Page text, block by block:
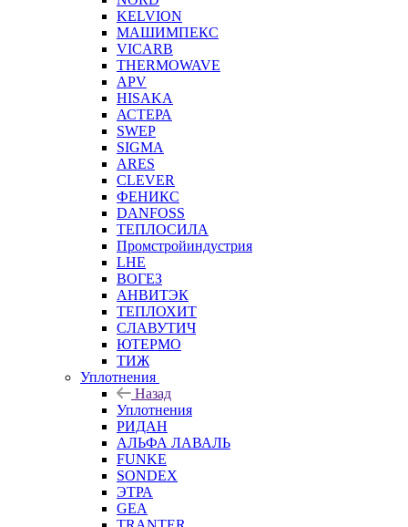
KELVION
МАШИМПЕКС
VICARB
THERMOWAVE
APV
HISAKA
АСТЕРА
SWEP
SIGMA
ARES
CLEVER
ФЕНИКС
DANFOSS
ТЕПЛОСИЛА
Промстройиндустрия
LHE
ВОГЕЗ
АНВИТЭК
ТЕПЛОХИТ
СЛАВУТИЧ
ЮТЕРМО
ТИЖ
Уплотнения
Назад
Уплотнения
РИДАН
АЛЬФА ЛАВАЛЬ
FUNKE
SONDEX
ЭТРА
GEA